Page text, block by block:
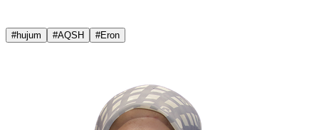
#hujum #AQSH #Eron